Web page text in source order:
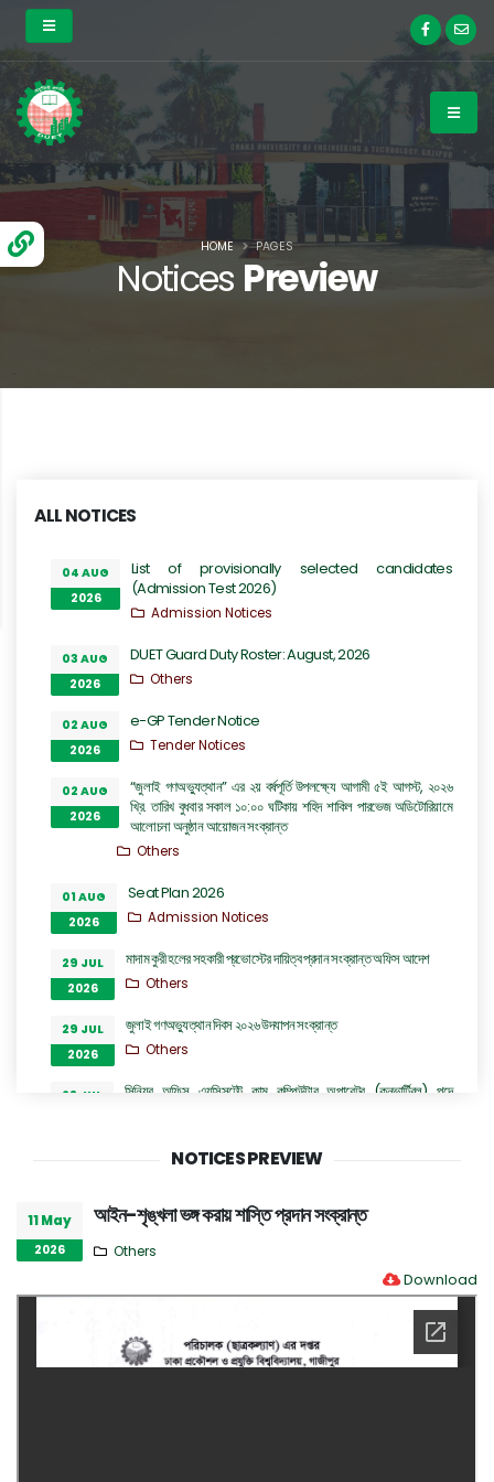
Notices Preview
HOME PAGES
ALL NOTICES
04 AUG
2026
List of provisionally selected candidates
(Admission Test 2026)
Admission Notices
03 AUG
2026
DUET Guard Duty Roster: August, 2026
Others
02 AUG
2026
e-GP Tender Notice
Tender Notices
02 AUG
2026
“জুলাই গণঅভ্যুত্থান” এর ২য় বর্ষপূর্তি উপলক্ষ্যে আগামী ৫ই আগস্ট, ২০২৬
খ্রি. তারিখ বুধবার সকাল ১০:০০ ঘটিকায় শহিদ শাকিল পারভেজ অডিটোরিয়ামে
আলোচনা অনুষ্ঠান আয়োজন সংক্রান্ত
Others
01 AUG
2026
Seat Plan 2026
Admission Notices
29 JUL
2026
মাদাম কুরী হলের সহকারী প্রভোস্টের দায়িত্ব প্রদান সংক্রান্ত অফিস আদেশ
Others
29 JUL
2026
জুলাই গণঅভ্যুত্থান দিবস ২০২৬ উদযাপন সংক্রান্ত
Others
28 JUL
সিনিয়র অফিস এ্যসিসটেন্ট কাম কম্পিউটার অপারেটর (কনভার্টিবল) পদে
2026
বিশ্ববিদ্যালয়ের প্রো-ভাইস চ্যান্সেলর পদে যোগদান সংক্রান্ত বিজ্ঞপ্তি
“জুলাই গণঅভ্যুত্থান দিবস ২০২৬” পালন উপলক্ষ্যে গঠিত কমিটির অফিস আদেশ
NOTICES PREVIEW
11 May
2026
আইন-শৃঙ্খলা ভঙ্গ করায় শাস্তি প্রদান সংক্রান্ত
Others
Download